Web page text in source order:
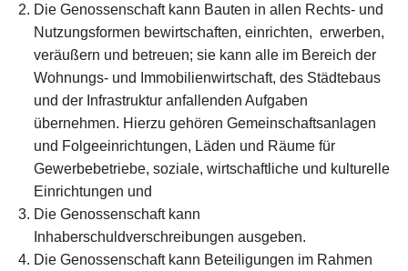
Die Genossenschaft kann Bauten in allen Rechts- und
Nutzungsformen bewirtschaften, einrichten, erwerben,
veräußern und betreuen; sie kann alle im Bereich der
Wohnungs- und Immobilienwirtschaft, des Städtebaus
und der Infrastruktur anfallenden Aufgaben
übernehmen. Hierzu gehören Gemeinschaftsanlagen
und Folgeeinrichtungen, Läden und Räume für
Gewerbebetriebe, soziale, wirtschaftliche und kulturelle
Einrichtungen und
Die Genossenschaft kann
Inhaberschuldverschreibungen ausgeben.
Die Genossenschaft kann Beteiligungen im Rahmen